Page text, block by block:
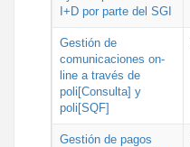
I+D por parte del SGI
Gestión de
comunicaciones on-
line a través de
poli[Consulta] y
poli[SQF]
Gestión de pagos